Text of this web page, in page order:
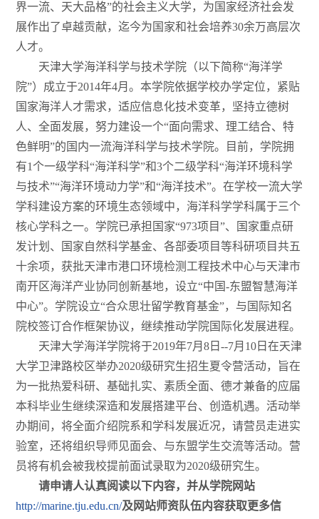
界一流、天大品格”的社会主义大学，为国家经济社会发
展作出了卓越贡献，迄今为国家和社会培养30余万高层次
人才。
天津大学海洋科学与技术学院（以下简称“海洋学
院”）成立于2014年4月。本学院依据学校办学定位，紧贴
国家海洋人才需求，适应信息化技术变革，坚持立德树
人、全面发展，努力建设一个“面向需求、理工结合、特
色鲜明”的国内一流海洋科学与技术学院。目前，学院拥
有1个一级学科“海洋科学”和3个二级学科“海洋环境科学
与技术”“海洋环境动力学”和“海洋技术”。在学校一流大学
学科建设方案的环境生态领域中，海洋科学学科属于三个
核心学科之一。学院已承担国家“973项目”、国家重点研
发计划、国家自然科学基金、各部委项目等科研项目共五
十余项，获批天津市港口环境检测工程技术中心与天津市
南开区海洋产业协同创新基地，设立“中国-东盟智慧海洋
中心”。学院设立“合众思壮留学教育基金”，与国际知名
院校签订合作框架协议，继续推动学院国际化发展进程。
天津大学海洋学院将于2019年7月8日--7月10日在天津
大学卫津路校区举办2020级研究生招生夏令营活动，旨在
为一批热爱科研、基础扎实、素质全面、德才兼备的应届
本科毕业生继续深造和发展搭建平台、创造机遇。活动举
办期间，将全面介绍院系和学科发展近况，请营员走进实
验室，还将组织导师见面会、与东盟学生交流等活动。营
员将有机会被我校提前面试录取为2020级研究生。
请申请人认真阅读以下内容，并从学院网站
http://marine.tju.edu.cn/及网站师资队伍内容获取更多信